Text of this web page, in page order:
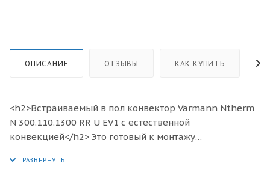
ОПИСАНИЕ ОТЗЫВЫ КАК КУПИТЬ
<h2>Встраиваемый в пол конвектор Varmann Ntherm
N 300.110.1300 RR U EV1 с естественной
конвекцией</h2> Это готовый к монтажу
изоляции от холодного воздуха больших, доходящих